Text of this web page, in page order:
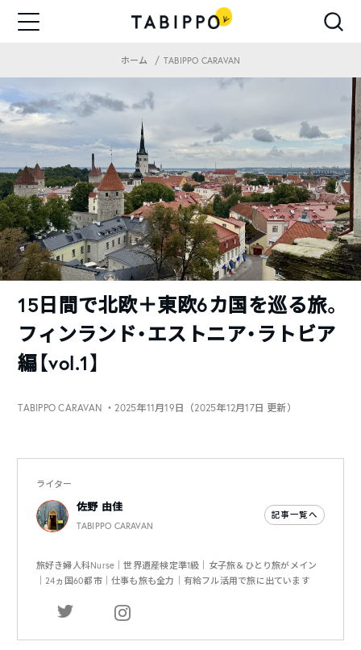
ホーム TABIPPO CARAVAN
15日間で北欧＋東欧6カ国を巡る旅。
フィンランド・エストニア・ラトビア
編【vol.1】
TABIPPO CARAVAN ・2025年11月19日（2025年12月17日 更新）
ライター
佐野 由佳
TABIPPO CARAVAN
記事一覧へ
旅好き婦人科Nurse｜世界遺産検定準1級｜女子旅＆ひとり旅がメイン
｜24ヵ国60都市｜仕事も旅も全力｜有給フル活用で旅に出ています